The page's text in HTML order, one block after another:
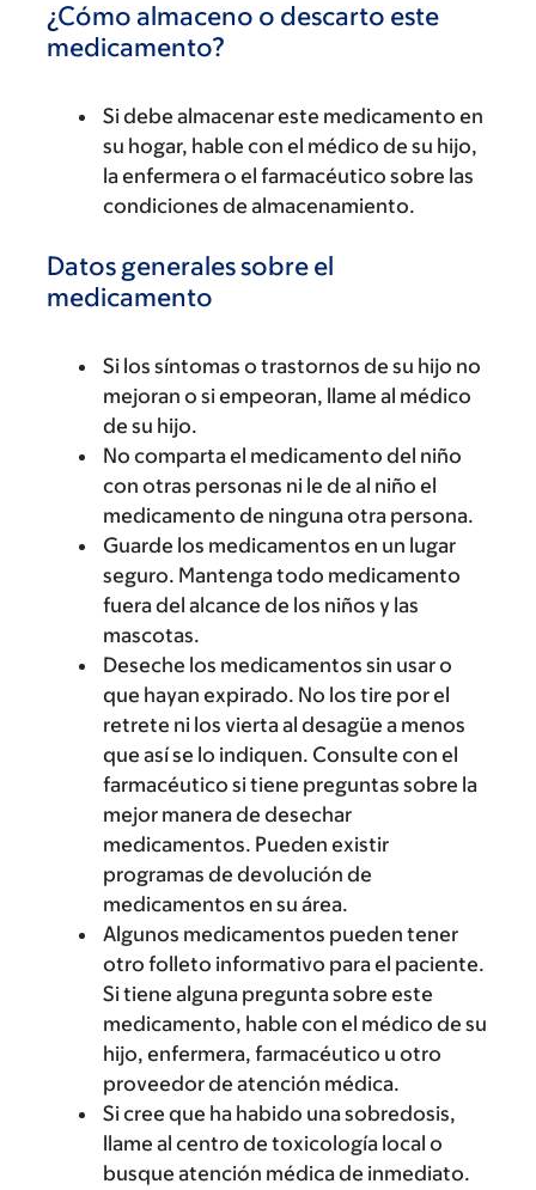
¿Cómo almaceno o descarto este
medicamento?
Si debe almacenar este medicamento en
su hogar, hable con el médico de su hijo,
la enfermera o el farmacéutico sobre las
condiciones de almacenamiento.
Datos generales sobre el
medicamento
Si los síntomas o trastornos de su hijo no
mejoran o si empeoran, llame al médico
de su hijo.
No comparta el medicamento del niño
con otras personas ni le de al niño el
medicamento de ninguna otra persona.
Guarde los medicamentos en un lugar
seguro. Mantenga todo medicamento
fuera del alcance de los niños y las
mascotas.
Deseche los medicamentos sin usar o
que hayan expirado. No los tire por el
retrete ni los vierta al desagüe a menos
que así se lo indiquen. Consulte con el
farmacéutico si tiene preguntas sobre la
mejor manera de desechar
medicamentos. Pueden existir
programas de devolución de
medicamentos en su área.
Algunos medicamentos pueden tener
otro folleto informativo para el paciente.
Si tiene alguna pregunta sobre este
medicamento, hable con el médico de su
hijo, enfermera, farmacéutico u otro
proveedor de atención médica.
Si cree que ha habido una sobredosis,
llame al centro de toxicología local o
busque atención médica de inmediato.